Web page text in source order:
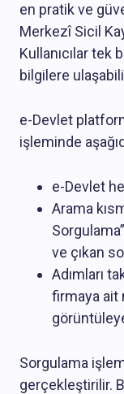
en pratik ve
Merkezî Sicil
Kullanıcılar
bilgilere
e-Devlet
işleminde
e-Devlet
Arama
ve çıkan
Adımları
firmaya ait
Sorgulama
gerçekleştirilir.